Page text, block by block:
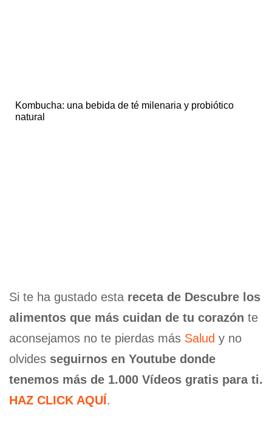
Kombucha: una bebida de té milenaria y probiótico
natural
Si te ha gustado esta receta de Descubre los
alimentos que más cuidan de tu corazón te
aconsejamos no te pierdas más Salud y no
olvides seguirnos en Youtube donde
tenemos más de 1.000 Vídeos gratis para ti.
HAZ CLICK AQUÍ.